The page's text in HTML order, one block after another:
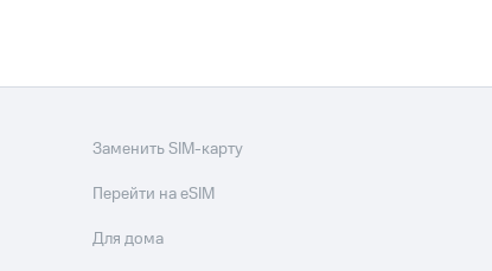
Заменить SIM-карту
Перейти на eSIM
Для дома